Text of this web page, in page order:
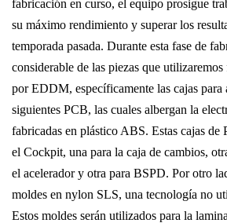
fabricación en curso, el equipo prosigue
su máximo rendimiento y superar los
temporada pasada. Durante esta fase de
considerable de las piezas que
por EDDM, específicamente las cajas para
siguientes PCB, las cuales albergan la
fabricadas en plástico ABS. Estas cajas de
el Cockpit, una para la caja de cambios,
el acelerador y otra para BSPD. Por otro
moldes en nylon SLS, una tecnología no
Estos moldes serán utilizados para la